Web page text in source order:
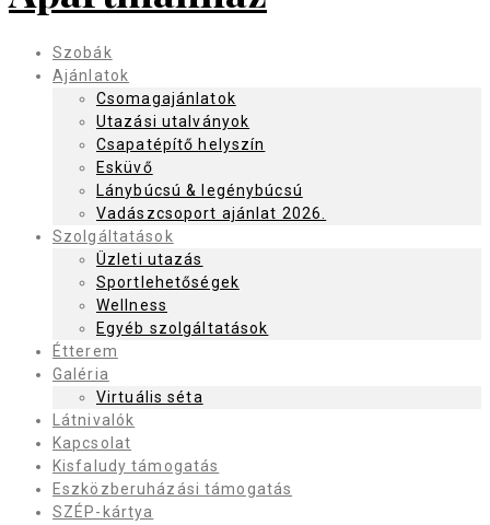
Szobák
Ajánlatok
Csomagajánlatok
Utazási utalványok
Csapatépítő helyszín
Esküvő
Lánybúcsú & legénybúcsú
Vadászcsoport ajánlat 2026.
Szolgáltatások
Üzleti utazás
Sportlehetőségek
Wellness
Egyéb szolgáltatások
Étterem
Galéria
Virtuális séta
Látnivalók
Kapcsolat
Kisfaludy támogatás
Eszközberuházási támogatás
SZÉP-kártya